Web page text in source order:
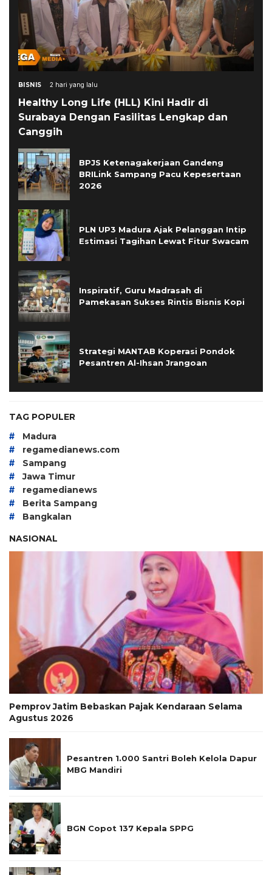
BISNIS 2 hari yang lalu
Healthy Long Life (HLL) Kini Hadir di
Surabaya Dengan Fasilitas Lengkap dan
Canggih
BPJS Ketenagakerjaan Gandeng
BRILink Sampang Pacu Kepesertaan
2026
PLN UP3 Madura Ajak Pelanggan Intip
Estimasi Tagihan Lewat Fitur Swacam
Inspiratif, Guru Madrasah di
Pamekasan Sukses Rintis Bisnis Kopi
Strategi MANTAB Koperasi Pondok
Pesantren Al-Ihsan Jrangoan
TAG POPULER
# Madura
# regamedianews.com
# Sampang
# Jawa Timur
# regamedianews
# Berita Sampang
#
Bangkalan
NASIONAL
Pemprov Jatim Bebaskan Pajak Kendaraan Selama
Agustus 2026
Pesantren 1.000 Santri Boleh Kelola Dapur
MBG Mandiri
BGN Copot 137 Kepala SPPG